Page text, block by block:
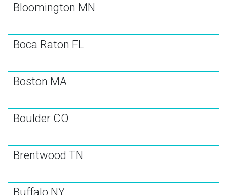
Bloomington MN
Boca Raton FL
Boston MA
Boulder CO
Brentwood TN
Buffalo NY